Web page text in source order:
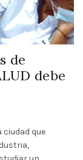
de
debe
ciudad que